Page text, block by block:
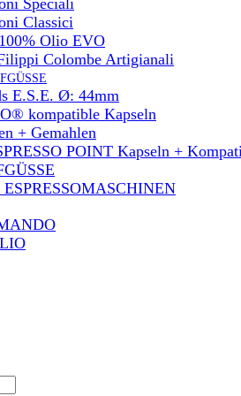
Speciali
Classici
Olio EVO
Colombe Artigianali
E.S.E. Ø: 44mm
kompatible Kapseln
+ Gemahlen
POINT Kapseln +